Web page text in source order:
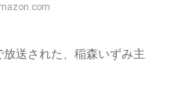
送された、稲森いずみ主